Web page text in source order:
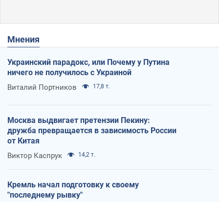
Мнения
Украинский парадокс, или Почему у Путина
ничего не получилось с Украиной
Виталий Портников 17,8 т.
Москва выдвигает претензии Пекину:
дружба превращается в зависимость России
от Китая
Виктор Каспрук 14,2 т.
Кремль начал подготовку к своему
"последнему рывку"